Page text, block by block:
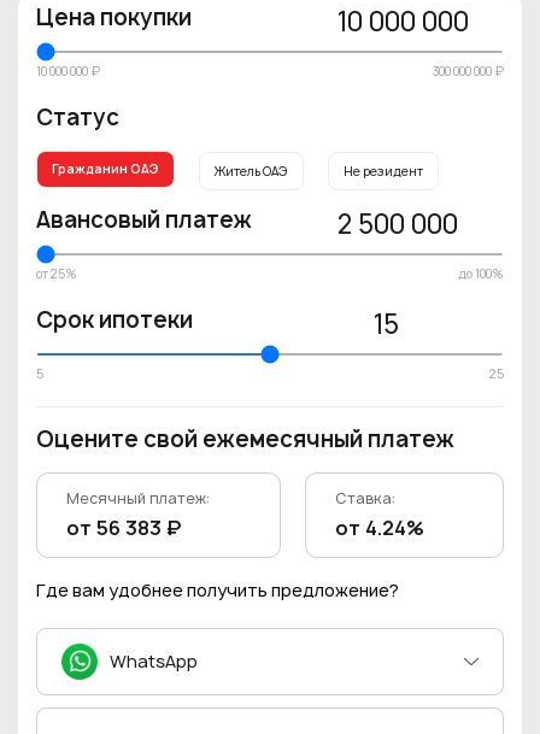
Цена покупки 10 000 000
10 000 000 ₽ 300 000 000 ₽
Статус
Гражданин ОАЭ Житель ОАЭ Не резидент
Авансовый платеж 2 500 000
от 25% до 100%
Срок ипотеки 15
5 25
Оцените свой ежемесячный платеж
Месячный платеж:
от 56 383 ₽
Ставка:
от 4.24%
Где вам удобнее получить предложение?
WhatsApp